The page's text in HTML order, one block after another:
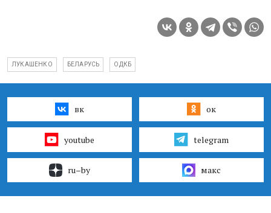
ЛУКАШЕНКО БЕЛАРУСЬ ОДКБ
вк ок
youtube telegram
ru–by макс